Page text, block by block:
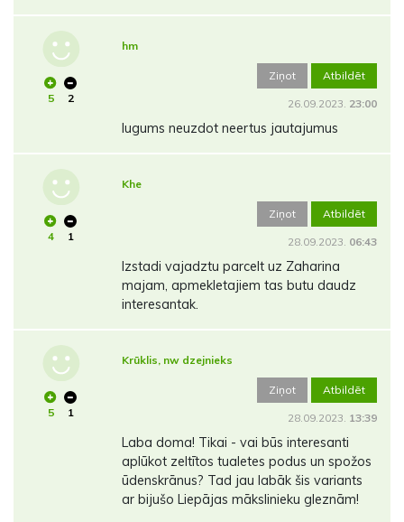
5 2
hm
Ziņot Atbildēt
26.09.2023. 23:00
lugums neuzdot neertus jautajumus
4 1
Khe
Ziņot Atbildēt
28.09.2023. 06:43
Izstadi vajadztu parcelt uz Zaharina
majam, apmekletajiem tas butu daudz
interesantak.
5 1
Krūklis, nw dzejnieks
Ziņot Atbildēt
28.09.2023. 13:39
Laba doma! Tikai - vai būs interesanti
aplūkot zeltītos tualetes podus un spožos
ūdenskrānus? Tad jau labāk šis variants
ar bijušo Liepājas mākslinieku gleznām!